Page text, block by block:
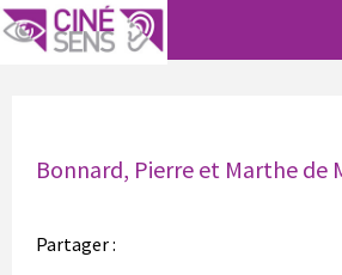
Bonnard, Pierre et Marthe de
Partager :